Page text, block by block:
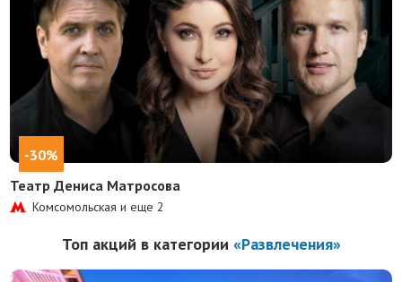
-30%
Театр Дениса Матросова
Комсомольская и еще2
Топ акций в категории «Развлечения»